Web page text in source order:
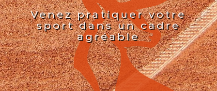
Venez pratiquer votre
sport dans un cadre
agréable